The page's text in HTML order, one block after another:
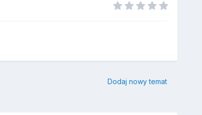
Dodaj nowy temat